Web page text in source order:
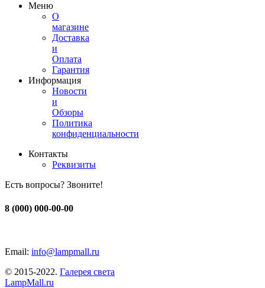
Меню
О
магазине
Доставка
и
Оплата
Гарантия
Информация
Новости
и
Обзоры
Политика
конфиденциальности
Контакты
Реквизиты
Есть вопросы? Звоните!
8 (000) 000-00-00
Email: info@lampmall.ru
© 2015-2022. Галерея света
LampMall.ru